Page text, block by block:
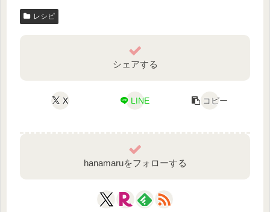
レシピ
シェアする
X LINE コピー
hanamaruをフォローする